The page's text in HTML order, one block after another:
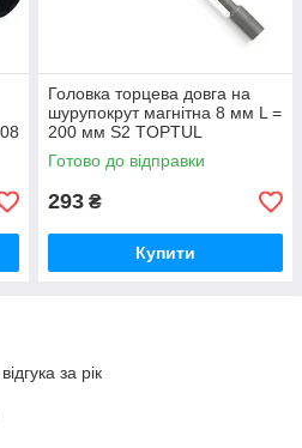
Головка торцева довга на
шурупокрут магнітна 8 мм L =
200 мм S2 TOPTUL
BEAD0808G
Готово до відправки
293 ₴
Купити
за рік